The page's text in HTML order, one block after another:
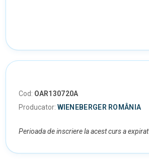
Cod: OAR130720A
Producator: WIENEBERGER ROMÂNIA
Perioada de inscriere la acest curs a expirat